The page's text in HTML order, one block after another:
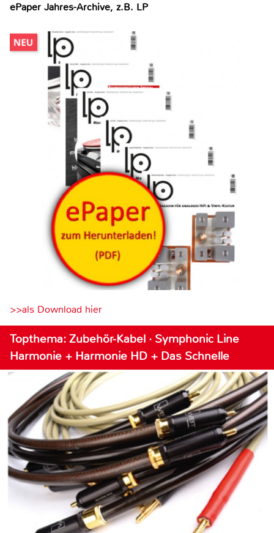
ePaper Jahres-Archive, z.B. LP
>>als Download hier
Topthema: Zubehör-Kabel · Symphonic Line
Harmonie + Harmonie HD + Das Schnelle